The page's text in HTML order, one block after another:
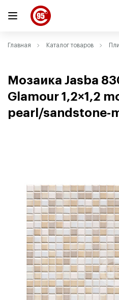
Главная Каталог товаров
Мозаика Jasba
Glamour 1,2×1,2
pearl/sandstone-
ВЕРНУТЬСЯ
ВЕРНУТЬСЯ